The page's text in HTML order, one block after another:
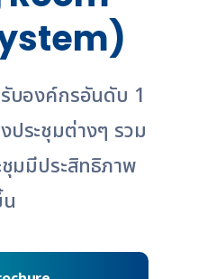
บองค์กรอันดับ 1
ระชุมต่างๆ รวม
ชุมมีประสิทธิภาพ